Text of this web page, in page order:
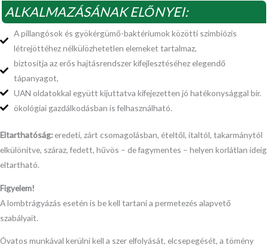
ALKALMAZÁSÁNAK ELŐNYEI:
A pillangósok és gyökérgümő-baktériumok közötti szimbiózis
létrejöttéhez nélkülözhetetlen elemeket tartalmaz,
biztosítja az erős hajtásrendszer kifejlesztéséhez elegendő
tápanyagot,
UAN oldatokkal együtt kijuttatva kifejezetten jó hatékonysággal bír.
ökológiai gazdálkodásban is felhasználható.
Eltarthatóság: eredeti, zárt csomagolásban, ételtől, italtól, takarmánytól
elkülönítve, száraz, fedett, hűvös – de fagymentes – helyen korlátlan ideig
eltartható.
Figyelem!
A lombtrágyázás esetén is be kell tartani a permetezés alapvető
szabályait.
Óvatos munkával kerülni kell a szer elfolyását, elcsepegését, a tömény